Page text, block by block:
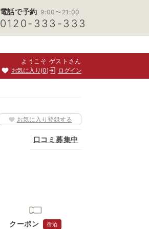
電話で予約 9:00〜21:00
0120-333-333
ようこそ ゲストさん
お気に入り 0 ログイン
お気に入り登録する
口コミ募集中
クーポン 宿泊